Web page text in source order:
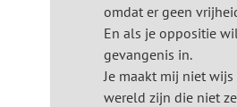
omdat er geen
En als je oppositie
gevangenis in.
Je maakt mij niet
wereld zijn die niet